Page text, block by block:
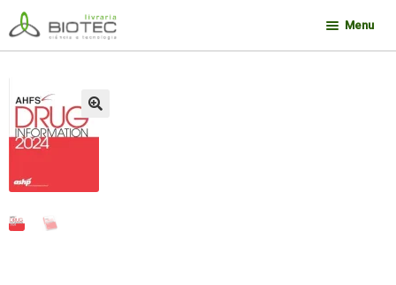
Pular
para
navegação
Pular
para
o
Menu